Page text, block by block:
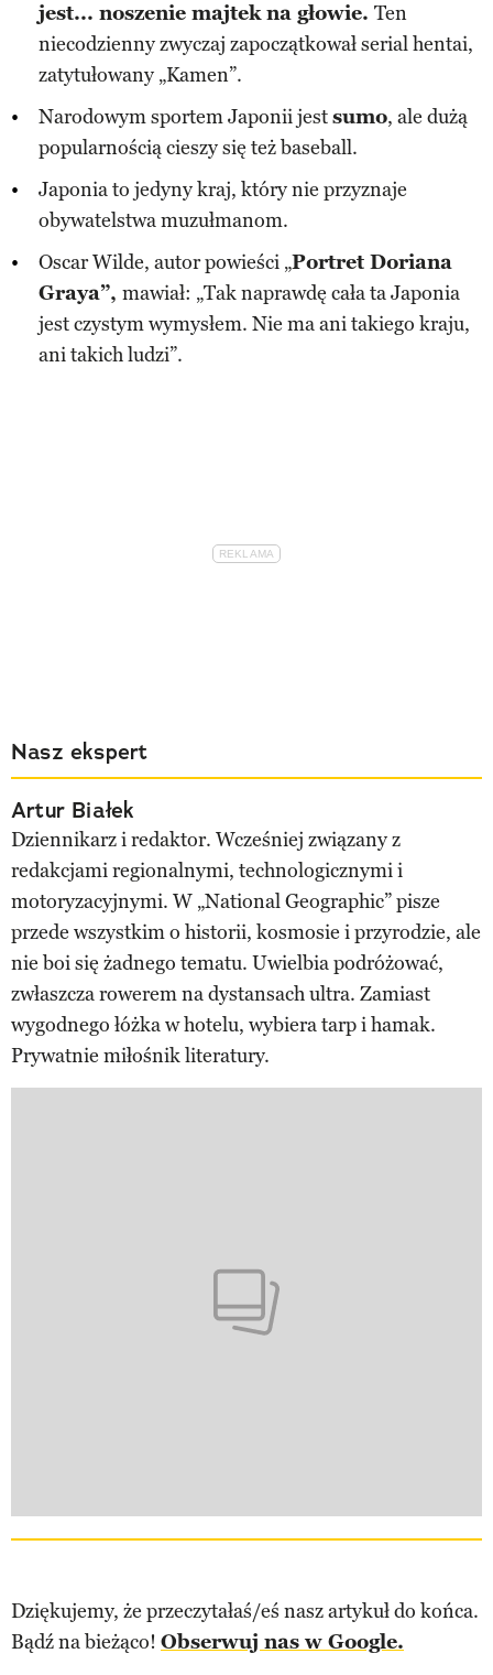
jest... noszenie majtek na głowie. Ten
niecodzienny zwyczaj zapoczątkował serial hentai,
zatytułowany „Kamen”.
Narodowym sportem Japonii jestsumo, ale dużą
popularnością cieszy się też baseball.
Japonia to jedyny kraj, który nie przyznaje
obywatelstwa muzułmanom.
Oscar Wilde, autor powieści „Portret Doriana
Graya”, mawiał: „Tak naprawdę cała ta Japonia
jest czystym wymysłem. Nie ma ani takiego kraju,
ani takich ludzi”.
Nasz ekspert
Artur Białek
Dziennikarz i redaktor. Wcześniej związany z
redakcjami regionalnymi, technologicznymi i
motoryzacyjnymi. W „National Geographic” pisze
przede wszystkim o historii, kosmosie i przyrodzie, ale
nie boi się żadnego tematu. Uwielbia podróżować,
zwłaszcza rowerem na dystansach ultra. Zamiast
wygodnego łóżka w hotelu, wybiera tarp i hamak.
Prywatnie miłośnik literatury.
Dziękujemy, że przeczytałaś/eś nasz artykuł do końca.
Bądź na bieżąco! Obserwuj nas w Google.